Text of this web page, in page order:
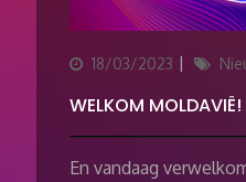
Posted
18/03/2023
WELKOM MOLDAVIË!
En vandaag